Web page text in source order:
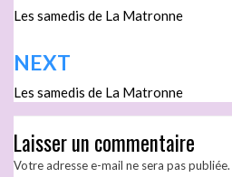
Les samedis de La Matronne
NEXT
Les samedis de La Matronne
Laisser un commentaire
Votre adresse e-mail ne sera pas publiée.